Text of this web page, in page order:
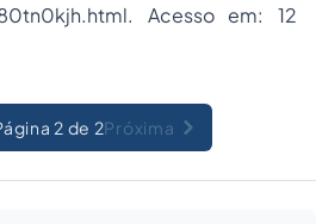
Acesso em: 12
2 de 2Próxima